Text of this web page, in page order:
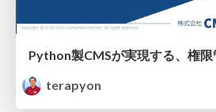
terapyon